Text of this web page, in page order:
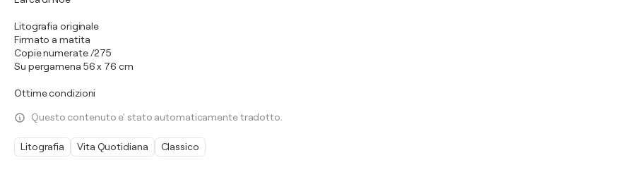
Litografia originale
Firmato a matita
Copie numerate /275
Su pergamena 56 x 76 cm
Ottime condizioni
Questo contenuto e' stato automaticamente tradotto.
Litografia Vita Quotidiana Classico